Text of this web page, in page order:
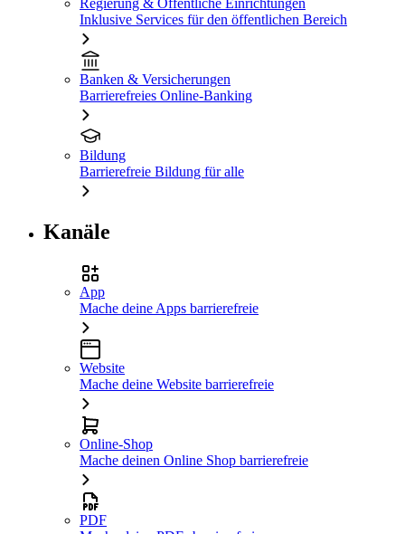
Regierung & Öffentliche Einrichtungen
Inklusive Services für den öffentlichen Bereich
Banken & Versicherungen
Barrierefreies Online-Banking
Bildung
Barrierefreie Bildung für alle
Kanäle
App
Mache deine Apps barrierefreie
Website
Mache deine Website barrierefreie
Online-Shop
Mache deinen Online Shop barrierefreie
PDF